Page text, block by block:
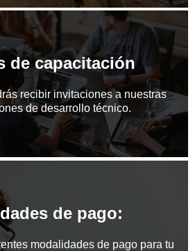
de capacitación
recibir invitaciones a nuestras
de desarrollo técnico.
de pago:
modalidades de pago para tu